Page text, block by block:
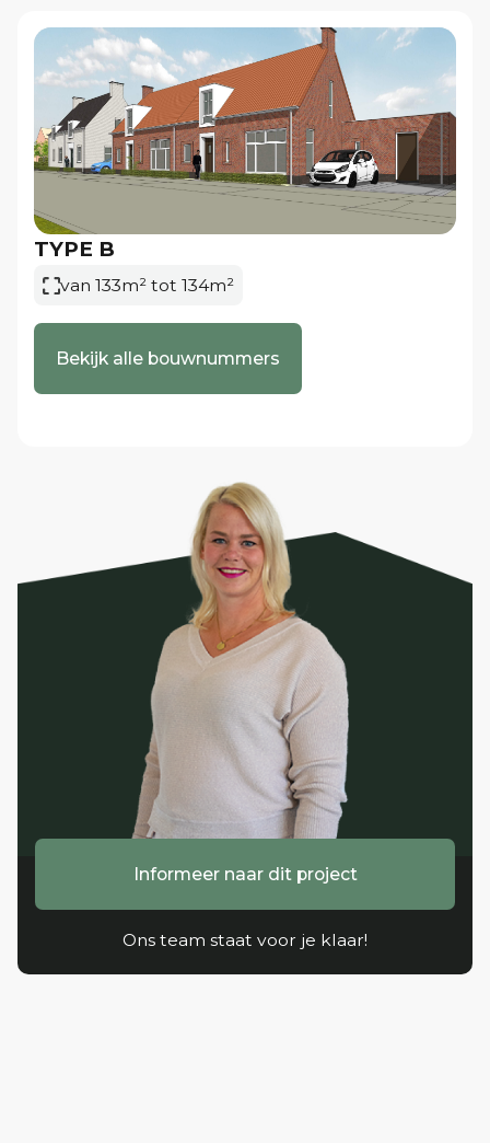
een ontspannen en sfeervolle uitstraling.
Wilt u wonen in een ruim opgezette wijk met een
dorps karakter en een prachtige waterloop, dan is
het belangrijk om u tijdig in te schrijven.
Heeft u vragen of verdere interesse in het
nieuwbouwplan Beekveld Fonteinkruid? Neem dan
contact op met de verkopende makelaar.
Lees meer...
TYPE B
van 133m² tot 134m²
Bekijk alle bouwnummers
Informeer naar dit project
Ons team staat voor je klaar!